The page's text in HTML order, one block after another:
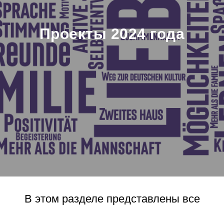
Проекты 2024 года
В этом разделе представлены все